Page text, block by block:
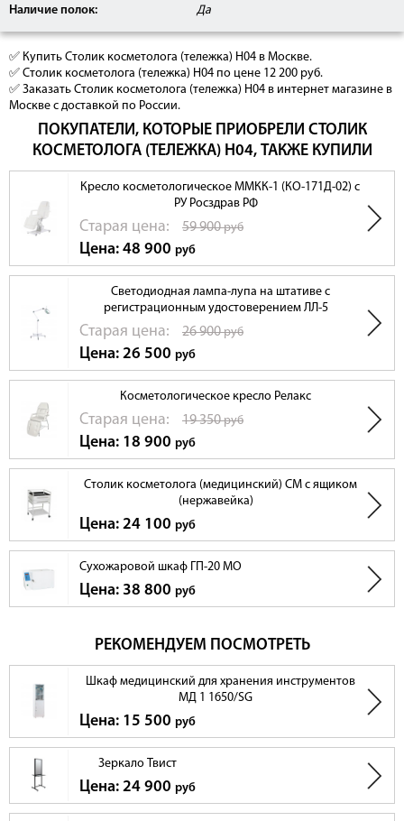
Наличие полок:
Да
✅ Купить Столик косметолога (тележка) H04 в Москве.
✅ Столик косметолога (тележка) H04 по цене 12 200 руб.
✅ Заказать Столик косметолога (тележка) H04 в интернет магазине в
Москве с доставкой по России.
ПОКУПАТЕЛИ, КОТОРЫЕ ПРИОБРЕЛИ СТОЛИК
КОСМЕТОЛОГА (ТЕЛЕЖКА) H04, ТАКЖЕ КУПИЛИ
Кресло косметологическое ММКК-1 (КО-171Д-02) с
РУ Росздрав РФ
Cтарая цена: 59 900руб
Цена: 48 900 руб
Светодиодная лампа-лупа на штативе с
регистрационным удостоверением ЛЛ-5
Cтарая цена: 26 900руб
Цена: 26 500 руб
Косметологическое кресло Релакс
Cтарая цена: 19 350руб
Цена: 18 900 руб
Столик косметолога (медицинский) СМ с ящиком
(нержавейка)
Цена: 24 100 руб
Сухожаровой шкаф ГП-20 МО
Цена: 38 800 руб
РЕКОМЕНДУЕМ ПОСМОТРЕТЬ
Шкаф медицинский для хранения инструментов
МД 1 1650/SG
Цена: 15 500 руб
Зеркало Твист
Цена: 24 900 руб